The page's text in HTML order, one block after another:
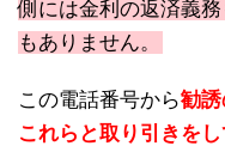
側には金利の返済義
もありません。
この電話番号から勧
これらと取り引きを